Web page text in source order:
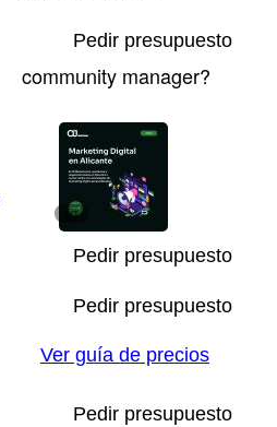
Pedir presupuesto
1/1
Pedir presupuesto
Pedir presupuesto
Pedir presupuesto
community manager?
Ver guía de precios